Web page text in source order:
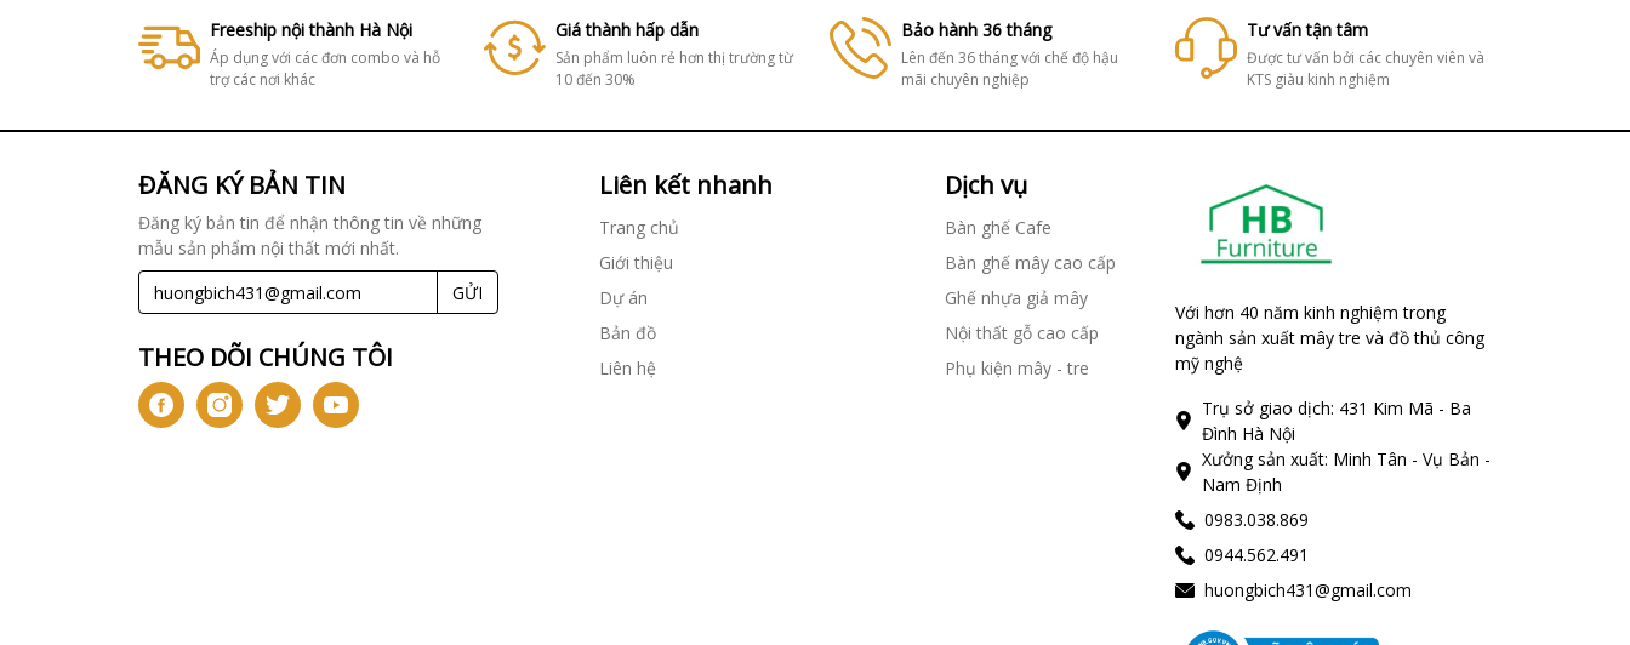
Freeship nội thành Hà Nội
Áp dụng với các đơn combo và hỗ
trợ các nơi khác
Giá thành hấp dẫn
Sản phẩm luôn rẻ hơn thị trường từ
10 đến 30%
Bảo hành 36 tháng
Lên đến 36 tháng với chế độ hậu
mãi chuyên nghiệp
Tư vấn tận tâm
Được tư vấn bởi các chuyên viên và
KTS giàu kinh nghiệm
ĐĂNG KÝ BẢN TIN
Đăng ký bản tin để nhận thông tin về những
mẫu sản phẩm nội thất mới nhất.
GỬI
THEO DÕI CHÚNG TÔI
Liên kết nhanh
Trang chủ
Giới thiệu
Dự án
Bản đồ
Liên hệ
Dịch vụ
Bàn ghế Cafe
Bàn ghế mây cao cấp
Ghế nhựa giả mây
Nội thất gỗ cao cấp
Phụ kiện mây - tre
Với hơn 40 năm kinh nghiệm trong
ngành sản xuất mây tre và đồ thủ công
mỹ nghệ
Trụ sở giao dịch: 431 Kim Mã - Ba
Đình Hà Nội
Xưởng sản xuất: Minh Tân - Vụ Bản -
Nam Định
0983.038.869
0944.562.491
huongbich431@gmail.com